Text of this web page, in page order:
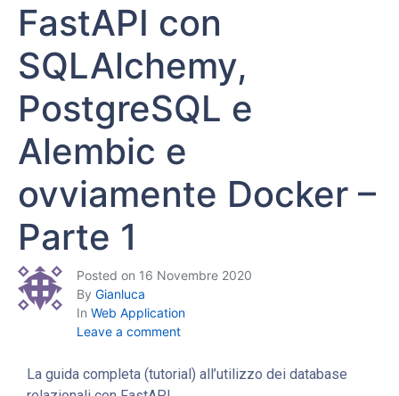
Posted on 16 Novembre 2020
By Gianluca
In Web Application
Leave a comment
FastAPI con
SQLAlchemy,
PostgreSQL e
Alembic e
ovviamente Docker –
Parte 1
La guida completa (tutorial) all’utilizzo dei database